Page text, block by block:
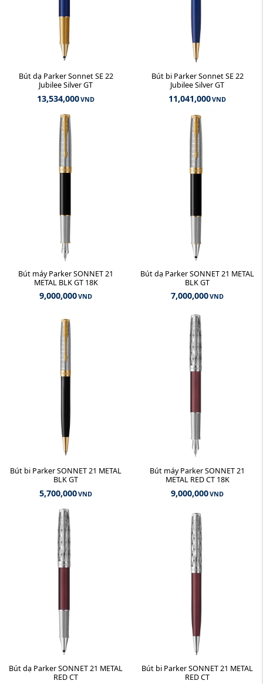
Bút dạ Parker Sonnet SE 22
Jubilee Silver GT
13,534,000VND
Bút bi Parker Sonnet SE 22
Jubilee Silver GT
11,041,000VND
Bút máy Parker SONNET 21
METAL BLK GT 18K
9,000,000VND
Bút dạ Parker SONNET 21 METAL
BLK GT
7,000,000VND
Bút bi Parker SONNET 21 METAL
BLK GT
5,700,000VND
Bút máy Parker SONNET 21
METAL RED CT 18K
9,000,000VND
Bút dạ Parker SONNET 21 METAL
RED CT
Bút bi Parker SONNET 21 METAL
RED CT